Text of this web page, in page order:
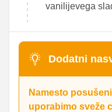
vanilijevega
Dodatni
Namesto
uporabimo sveže